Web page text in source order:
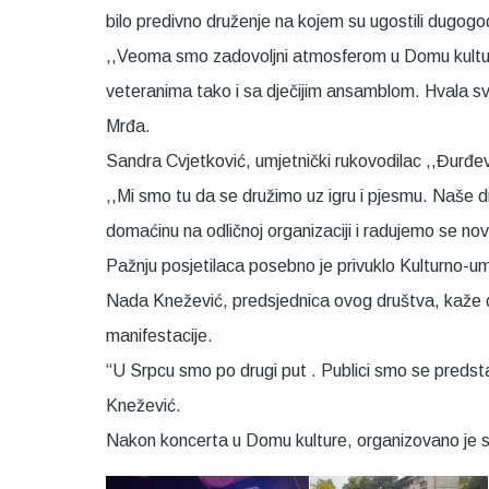
bilo predivno druženje na kojem su ugostili
,,Veoma smo zadovoljni atmosferom u Domu
veteranima tako i sa dječijim ansamblom. Hvala
Mrđa.
Sandra Cvjetković, umjetnički rukovodilac
,,Mi smo tu da se družimo uz igru i pjesmu.
domaćinu na odličnoj organizaciji i radujemo se
Pažnju posjetilaca posebno je privuklo Kulturno-
Nada Knežević, predsjednica ovog društva, kaže
manifestacije.
“U Srpcu smo po drugi put . Publici smo se
Knežević.
Nakon koncerta u Domu kulture, organizovano je